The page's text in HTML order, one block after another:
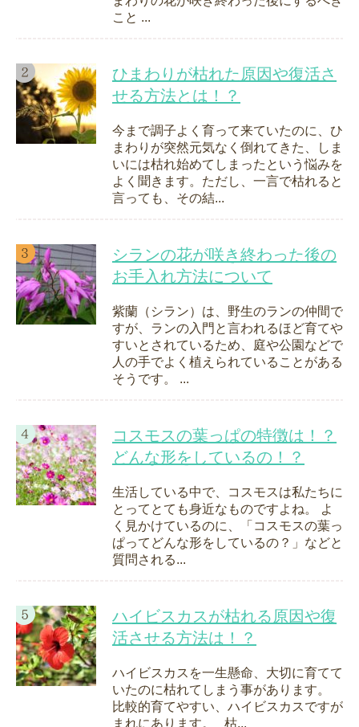
こと ...
ひまわりが枯れた原因や復活さ
せる方法とは！？
今まで調子よく育って来ていたのに、ひ
まわりが突然元気なく倒れてきた、しま
いには枯れ始めてしまったという悩みを
よく聞きます。ただし、一言で枯れると
言っても、その結...
シランの花が咲き終わった後の
お手入れ方法について
紫蘭（シラン）は、野生のランの仲間で
すが、ランの入門と言われるほど育てや
すいとされているため、庭や公園などで
人の手でよく植えられていることがある
そうです。 ...
コスモスの葉っぱの特徴は！？
どんな形をしているの！？
生活している中で、コスモスは私たちに
とってとても身近なものですよね。 よ
く見かけているのに、「コスモスの葉っ
ぱってどんな形をしているの？」などと
質問される...
ハイビスカスが枯れる原因や復
活させる方法は！？
ハイビスカスを一生懸命、大切に育てて
いたのに枯れてしまう事があります。
比較的育てやすい、ハイビスカスですが
まれにあります。 枯...